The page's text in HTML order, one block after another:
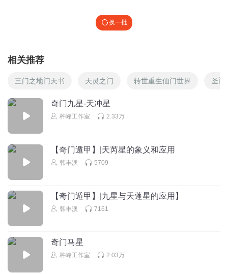
换一批
相关推荐
三门之地门天书 天灵之门 转世重生仙门世界 圣门
奇门九星-天冲星
杵峰工作室 2.33万
【奇门遁甲】|天芮星的象义和应用
韩丰澳 5709
【奇门遁甲】|九星与天蓬星的应用】
韩丰澳 7161
奇门马星
杵峰工作室 2.03万